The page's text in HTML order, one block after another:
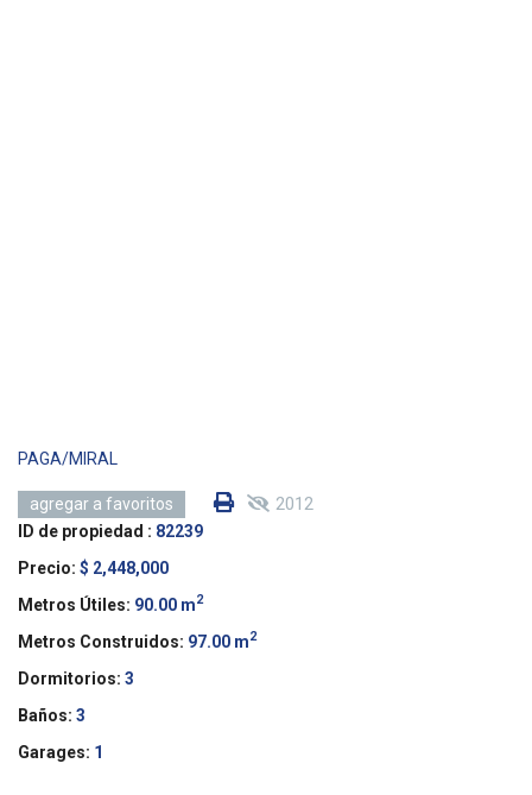
PAGA/MIRAL
agregar a favoritos 2012
ID de propiedad : 82239
Precio: $ 2,448,000
Metros Útiles: 90.00 m2
Metros Construidos: 97.00 m2
Dormitorios: 3
Baños: 3
Garages: 1